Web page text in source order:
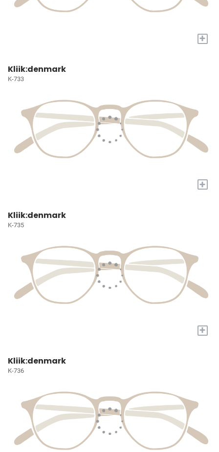
+
Kliik:denmark
K-733
+
Kliik:denmark
K-735
+
Kliik:denmark
K-736